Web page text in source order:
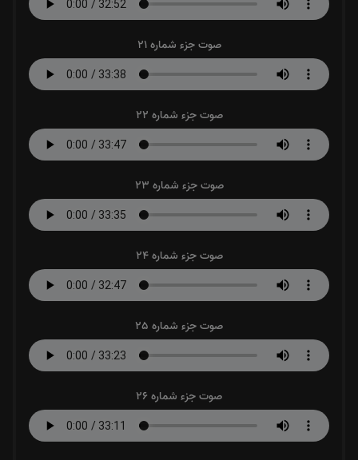
صوت جزء شماره 21
صوت جزء شماره 22
صوت جزء شماره 23
صوت جزء شماره 24
صوت جزء شماره 25
صوت جزء شماره 26